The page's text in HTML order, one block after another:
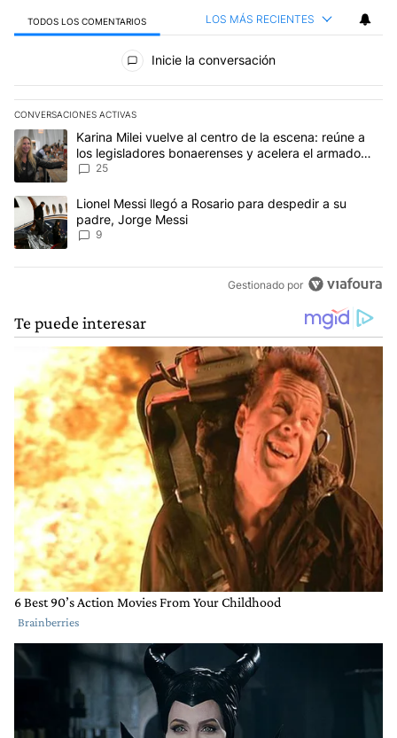
TODOS LOS COMENTARIOS LOS MÁS RECIENTES
Todos los comentarios
Inicie la conversación
CONVERSACIONES ACTIVAS
Este listado muestra los artículos con más comentarios en los
Un artículo de tendencia con el título "Karina Milei vuelve al
Karina Milei vuelve al centro de la escena: reúne a
los legisladores bonaerenses y acelera el armado
para 2027
25
Un artículo de tendencia con el título "Lionel Messi llegó a
Lionel Messi llegó a Rosario para despedir a su
padre, Jorge Messi
9
Gestionado por